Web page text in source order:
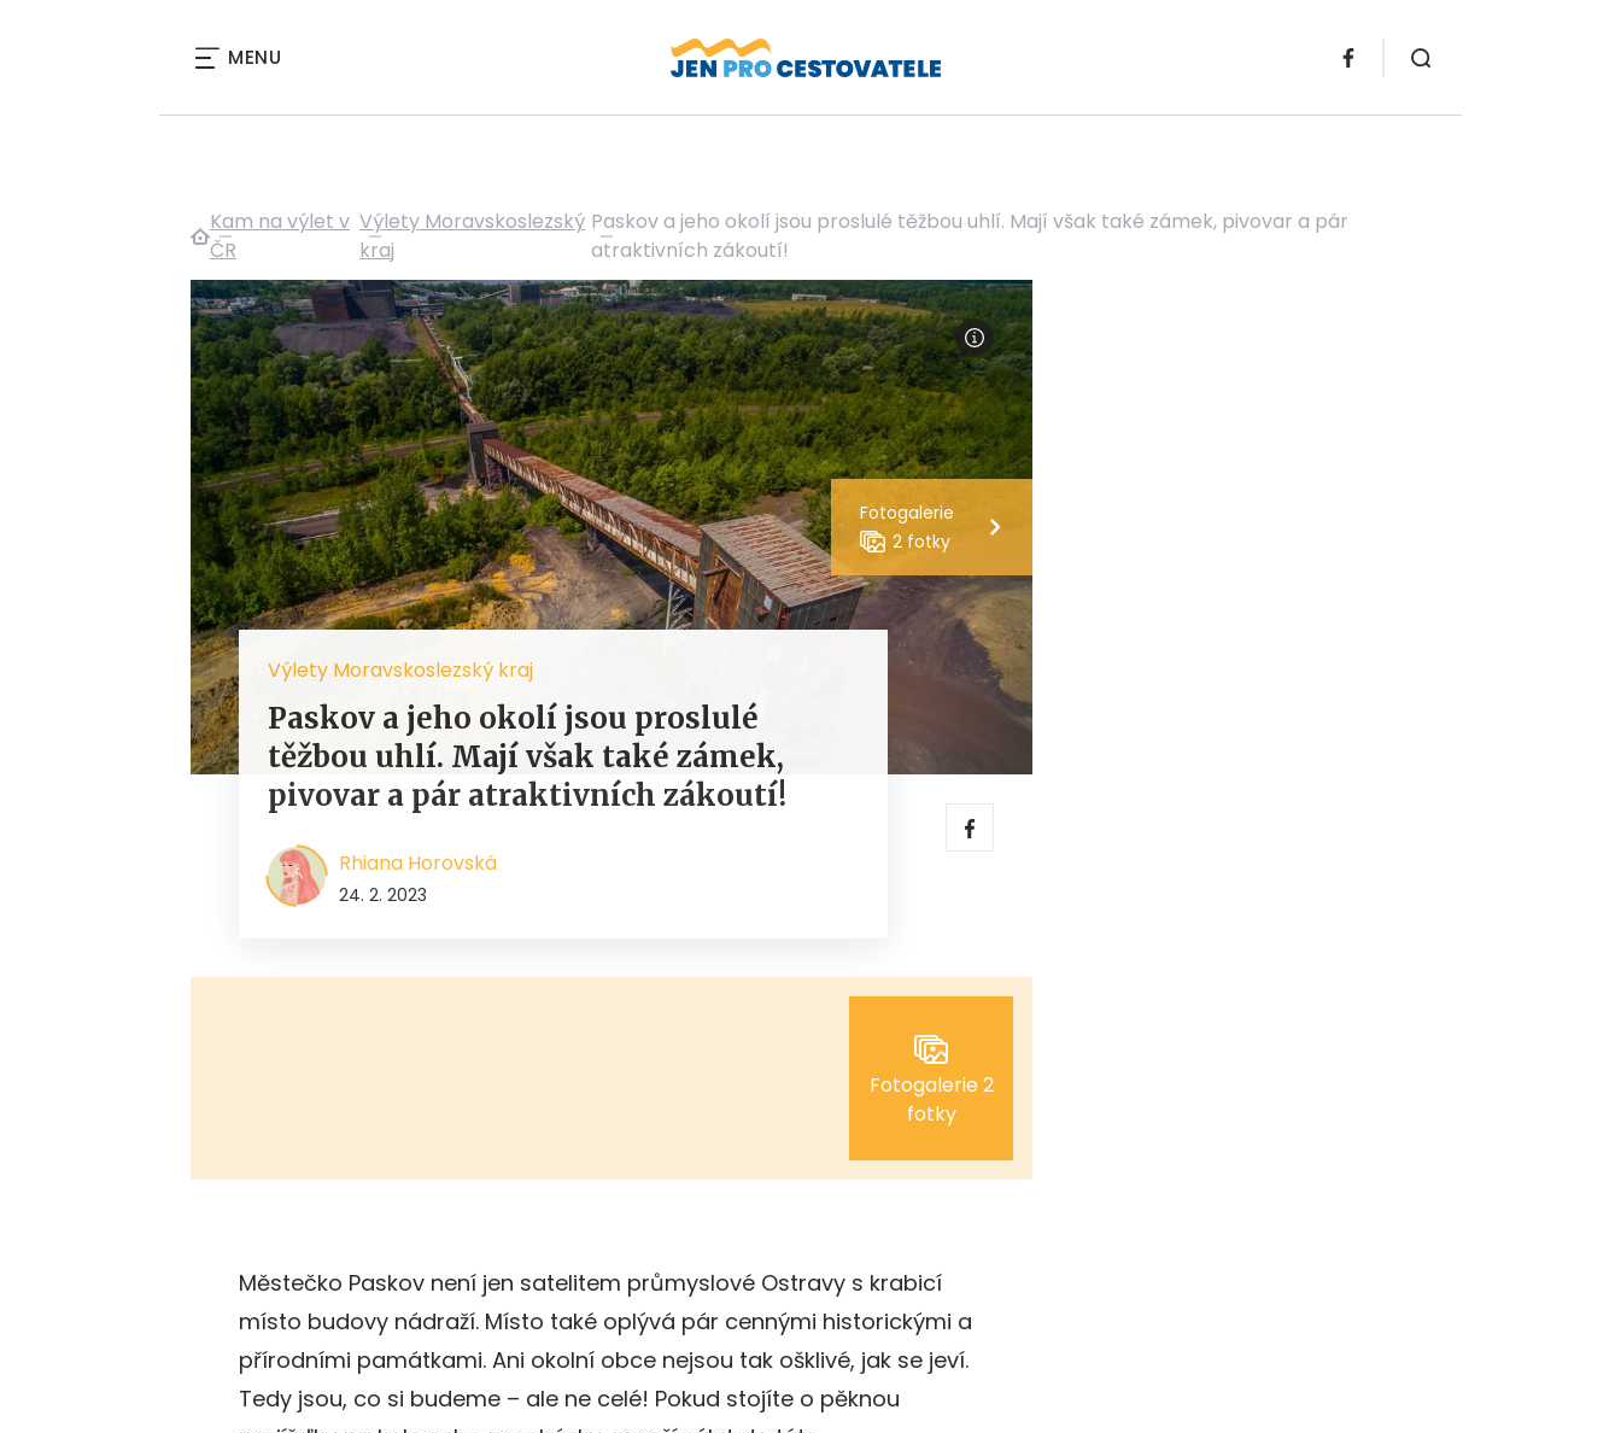
MENU
Kam na výlet v
ČR
Výlety Moravskoslezský
kraj
Paskov a jeho okolí jsou proslulé těžbou uhlí. Mají však také zámek, pivovar a pár
atraktivních zákoutí!
Fotogalerie
2 fotky
Výlety Moravskoslezský kraj
Paskov a jeho okolí jsou proslulé
těžbou uhlí. Mají však také zámek,
pivovar a pár atraktivních zákoutí!
Rhiana Horovská
24. 2. 2023
Fotogalerie 2
fotky
Městečko Paskov není jen satelitem průmyslové Ostravy s krabicí
místo budovy nádraží. Místo také oplývá pár cennými historickými a
přírodními památkami. Ani okolní obce nejsou tak ošklivé, jak se jeví.
Tedy jsou, co si budeme – ale ne celé! Pokud stojíte o pěknou